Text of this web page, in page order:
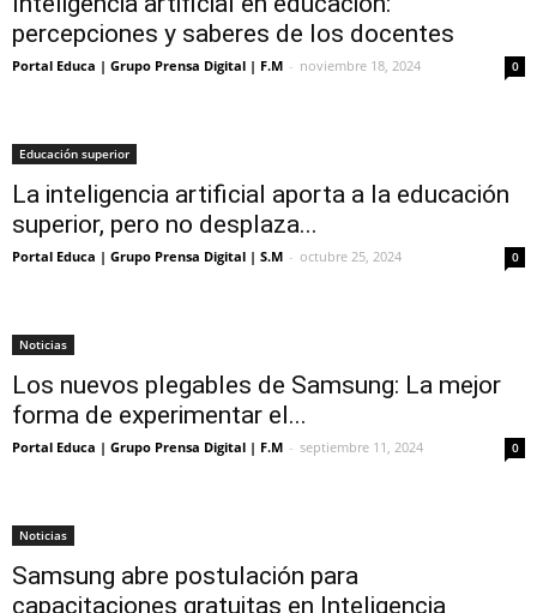
percepciones y saberes de los docentes
Portal Educa | Grupo Prensa Digital | F.M - noviembre 18, 2024 0
Educación superior
La inteligencia artificial aporta a la educación
superior, pero no desplaza...
Portal Educa | Grupo Prensa Digital | S.M - octubre 25, 2024 0
Noticias
Los nuevos plegables de Samsung: La mejor
forma de experimentar el...
Portal Educa | Grupo Prensa Digital | F.M - septiembre 11, 2024 0
Noticias
Samsung abre postulación para
capacitaciones gratuitas en Inteligencia